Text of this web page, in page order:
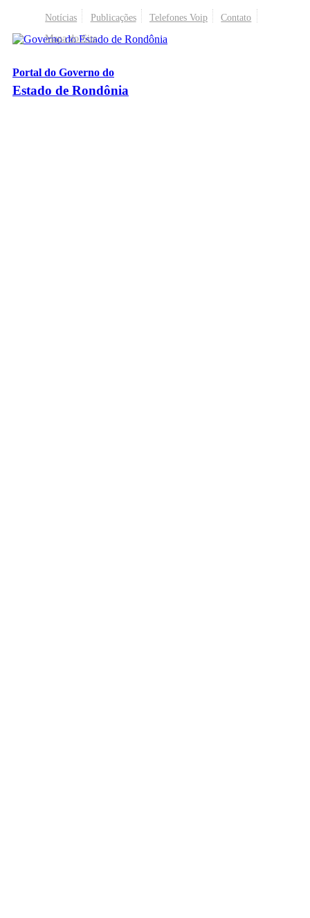
Notícias Publicações Telefones Voip
Contato
Mapa do Site
Portal do Governo do
Estado de Rondônia